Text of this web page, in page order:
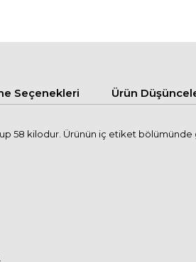
Seçenekleri Ürün
58 kilodur. Ürünün iç etiket bölümünde